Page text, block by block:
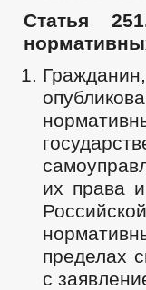
Статья
их права
пределах
с